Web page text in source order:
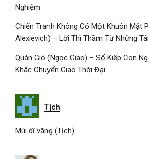
Nghiệm
Chiến Tranh Không Có Một Khuôn Mặt
Alexievich) – Lời Thì Thầm Từ Những
Quán Gió (Ngọc Giao) – Số Kiếp Con
Khắc Chuyển Giao Thời Đại
Tịch
Mùi dĩ vãng (Tịch)